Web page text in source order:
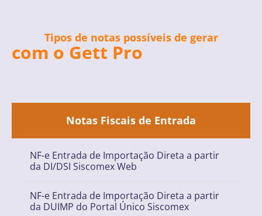
Tipos de notas possíveis de gerar
com o Gett Pro
Notas Fiscais de Entrada
NF-e Entrada de Importação Direta a partir
da DI/DSI Siscomex Web
NF-e Entrada de Importação Direta a partir
da DUIMP do Portal Único Siscomex